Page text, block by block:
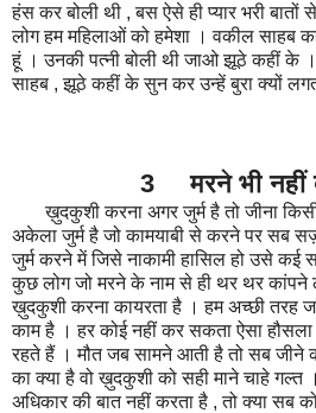
हंस कर बोली थी , बस ऐसे ही प्यार भरी
लोग हम महिलाओं को हमेशा । वकील
हूं । उनकी पत्नी बोली थी जाओ झूठे कहीं के
साहब , झूठे कहीं के सुन कर उन्हें बुरा क्यों
3 मरने भी नहीं देते
ख़ुदकुशी करना अगर जुर्म है तो जीना
अकेला जुर्म है जो कामयाबी से करने पर सब
जुर्म करने में जिसे नाकामी हासिल हो उसे
कुछ लोग जो मरने के नाम से ही थर थर कांपने
ख़ुदकुशी करना कायरता है । हम अच्छी तरह
काम है । हर कोई नहीं कर सकता ऐसा
रहते हैं । मौत जब सामने आती है तो सब
का क्या है वो ख़ुदकुशी को सही माने चाहे
अधिकार की बात नहीं करता है , तो क्या सब